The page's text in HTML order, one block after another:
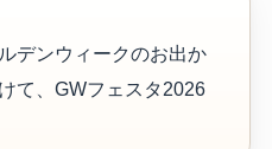
デンウィークのお出か
て、GWフェスタ2026